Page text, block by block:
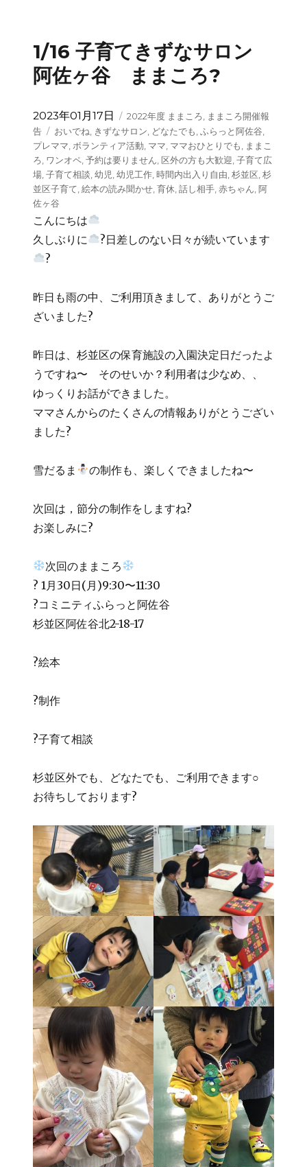
1/16 子育てきずなサロン
阿佐ヶ谷 ままころ?
投
稿
日:
2023年01月17日
カ
テ
ゴ
リ
ー
2022年度 ままころ
ままころ開催報
告
タ
グ
おいでね きずなサロン どなたでも ふらっと阿佐谷
プレママ ボランティア活動 ママ ママおひとりでも
ままこ
ろ ワンオペ, 予約は要りません 区外の方も大歓迎 子育て広
場, 子育て相談 幼児 幼児工作, 時間内出入り自由 杉並区 杉
並区子育て 絵本の読み聞かせ, 育休 話し相手, 赤ちゃん 阿
佐ヶ谷
こんにちは
久しぶりに
?日差しのない日々が続いています
?
昨日も雨の中、ご利用頂きまして、ありがとうご
ざいました?
昨日は、杉並区の保育施設の入園決定日だったよ
うですね〜 そのせいか？利用者は少なめ、、
ゆっくりお話ができました。
ママさんからのたくさんの情報ありがとうござい
ました?
雪だるま の制作も、楽しくできましたね〜
次回は，節分の制作をしますね?
お楽しみに?
次回のままころ
? 1月30日(月)9:30〜11:30
?コミニティふらっと阿佐谷
杉並区阿佐谷北2-18-17
?絵本
?制作
?子育て相談
杉並区外でも、どなたでも、ご利用できます○
お待ちしております?